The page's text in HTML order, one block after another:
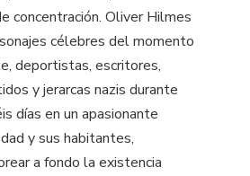
concentración. Oliver Hilmes
célebres del momento
deportistas, escritores,
y jerarcas nazis durante
días en un apasionante
y sus habitantes,
a fondo la existencia